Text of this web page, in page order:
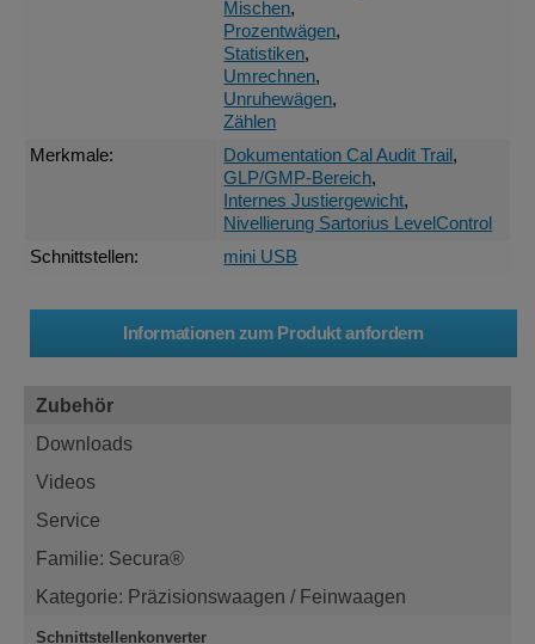
Mischen,
Prozentwägen,
Statistiken,
Umrechnen,
Unruhewägen,
Zählen
Merkmale:
Dokumentation Cal Audit Trail ,
GLP/GMP-Bereich,
Internes Justiergewicht,
Nivellierung Sartorius LevelControl
Schnittstellen:
mini USB
Zubehör
Downloads
Videos
Service
Familie: Secura®
Kategorie: Präzisionswaagen / Feinwaagen
Schnittstellenkonverter